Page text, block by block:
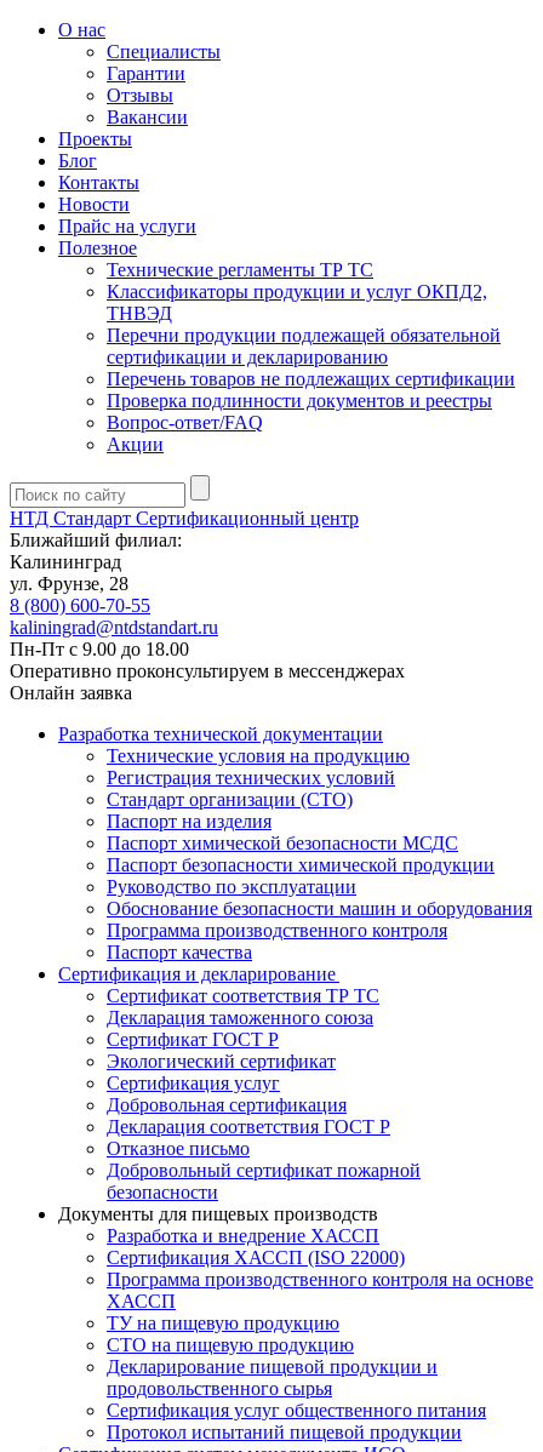
О нас
Специалисты
Гарантии
Отзывы
Вакансии
Проекты
Блог
Контакты
Новости
Прайс на услуги
Полезное
Технические регламенты ТР ТС
Классификаторы продукции и услуг ОКПД2,
ТНВЭД
Перечни продукции подлежащей обязательной
сертификации и декларированию
Перечень товаров не подлежащих сертификации
Проверка подлинности документов и реестры
Вопрос-ответ/FAQ
Акции
НТД Стандарт Сертификационный центр
Ближайший филиал:
Калининград
ул. Фрунзе, 28
8 (800) 600-70-55
kaliningrad@ntdstandart.ru
Пн-Пт с 9.00 до 18.00
Оперативно проконсультируем в мессенджерах
Онлайн заявка
Разработка технической документации
Технические условия на продукцию
Регистрация технических условий
Стандарт организации (СТО)
Паспорт на изделия
Паспорт химической безопасности МСДС
Паспорт безопасности химической продукции
Руководство по эксплуатации
Обоснование безопасности машин и оборудования
Программа производственного контроля
Паспорт качества
Сертификация и декларирование
Сертификат соответствия ТР ТС
Декларация таможенного союза
Сертификат ГОСТ Р
Экологический сертификат
Сертификация услуг
Добровольная сертификация
Декларация соответствия ГОСТ Р
Отказное письмо
Добровольный сертификат пожарной
безопасности
Документы для пищевых производств
Разработка и внедрение ХАССП
Сертификация ХАССП (ISO 22000)
Программа производственного контроля на основе
ХАССП
ТУ на пищевую продукцию
СТО на пищевую продукцию
Декларирование пищевой продукции и
продовольственного сырья
Сертификация услуг общественного питания
Протокол испытаний пищевой продукции